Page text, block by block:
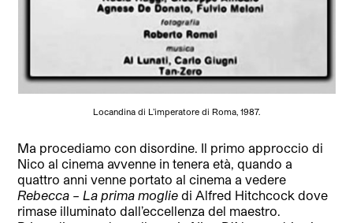
Locandina di L’imperatore di Roma, 1987.
Ma procediamo con disordine. Il primo approccio di
Nico al cinema avvenne in tenera età, quando a
quattro anni venne portato al cinema a vedere
Rebecca – La prima moglie di Alfred Hitchcock dove
rimase illuminato dall’eccellenza del maestro.